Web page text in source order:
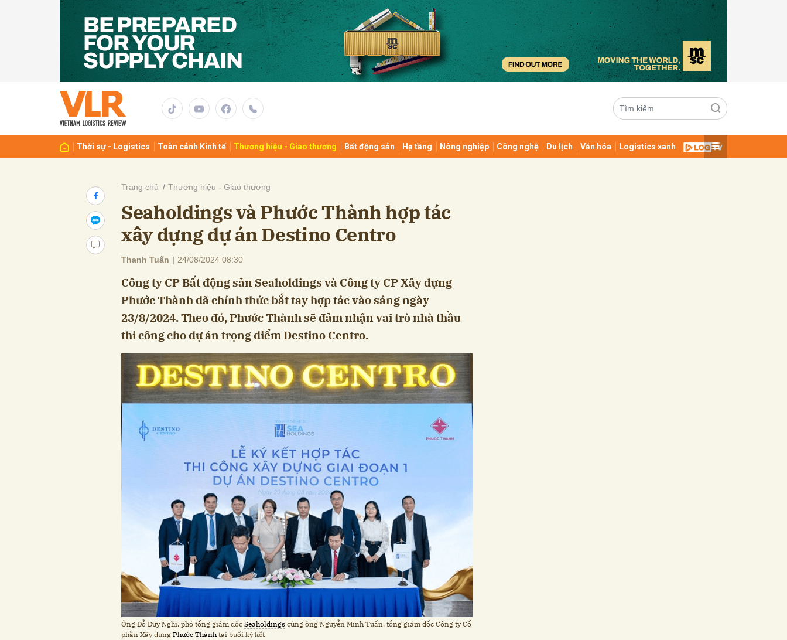
Thời sự - Logistics Toàn cảnh Kinh tế Thương hiệu - Giao thương Bất động sản Hạ tầng Nông nghiệp Công nghệ Du lịch Văn hóa Logistics xanh
Trang chủ Thương hiệu - Giao thương
Seaholdings và Phước Thành hợp tác
xây dựng dự án Destino Centro
Thanh Tuấn | 24/08/2024 08:30
Công ty CP Bất động sản Seaholdings và Công ty CP Xây dựng
Phước Thành đã chính thức bắt tay hợp tác vào sáng ngày
23/8/2024. Theo đó, Phước Thành sẽ đảm nhận vai trò nhà thầu
thi công cho dự án trọng điểm Destino Centro.
Ông Đỗ Duy Nghi, phó tổng giám đốc Seaholdings cùng ông Nguyễn Minh Tuấn, tổng giám đốc Công ty Cổ
phần Xây dựng Phước Thành tại buổi ký kết
Gửi bình luận